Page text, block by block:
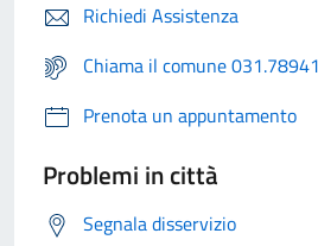
Richiedi Assistenza
Chiama il comune
Prenota un appuntamento
Problemi in città
Segnala disservizio